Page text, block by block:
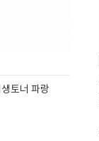
토너 파랑